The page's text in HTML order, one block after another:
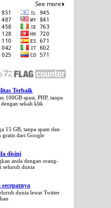
Terbaik
100GB spasi, PHP, tanpa
sekali klik
15 GB, tanpa spam dan
gratis dari Google
disini
anda dengan orang-
seluruh dunia
dunia lewat Twitter